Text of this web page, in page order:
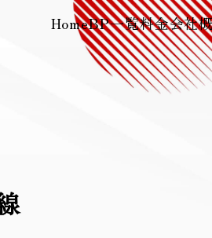
HomeBP一覧料金会社